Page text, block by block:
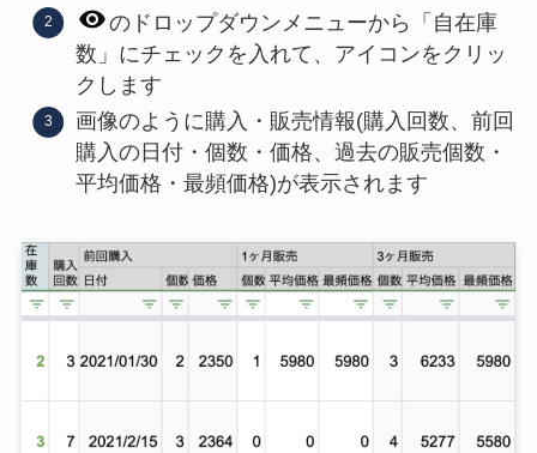
のドロップダウンメニューから「自在庫
数」にチェックを入れて、アイコンをクリッ
クします
画像のように購入・販売情報(購入回数、前回
購入の日付・個数・価格、過去の販売個数・
平均価格・最頻価格)が表示されます